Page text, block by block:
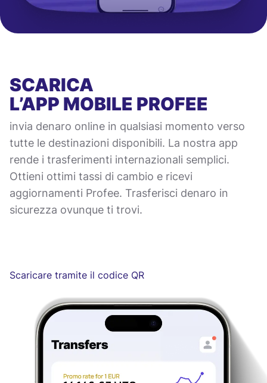
SCARICA
L’APP MOBILE PROFEE
invia denaro online in qualsiasi momento verso
tutte le destinazioni disponibili. La nostra app
rende i trasferimenti internazionali semplici.
Ottieni ottimi tassi di cambio e ricevi
aggiornamenti Profee. Trasferisci denaro in
sicurezza ovunque ti trovi.
Scaricare tramite il codice QR